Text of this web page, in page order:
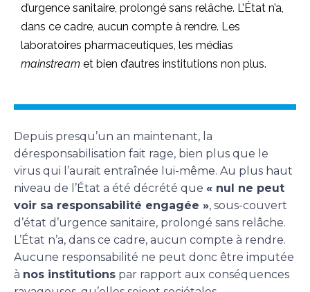
d’urgence sanitaire, prolongé sans relâche. L’État n’a,
dans ce cadre, aucun compte à rendre. Les
laboratoires pharmaceutiques, les médias
mainstream et bien d’autres institutions non plus.
Depuis presqu’un an maintenant, la
déresponsabilisation fait rage, bien plus que le
virus qui l’aurait entraînée lui-même. Au plus haut
niveau de l’État a été décrété que « nul ne peut
voir sa responsabilité engagée », sous-couvert
d’état d’urgence sanitaire, prolongé sans relâche.
L’État n’a, dans ce cadre, aucun compte à rendre.
Aucune responsabilité ne peut donc être imputée
à nos institutions par rapport aux conséquences